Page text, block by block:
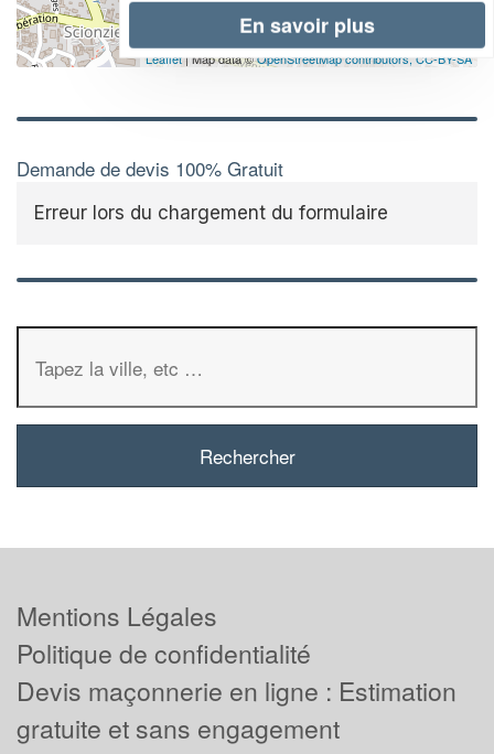
Leaflet| Map data ©OpenStreetMap contributors,CC-BY-SA
Demande de devis 100% Gratuit
Erreur lors du chargement du formulaire
En savoir plus
Mentions Légales
Politique de confidentialité
Devis maçonnerie en ligne : Estimation
gratuite et sans engagement